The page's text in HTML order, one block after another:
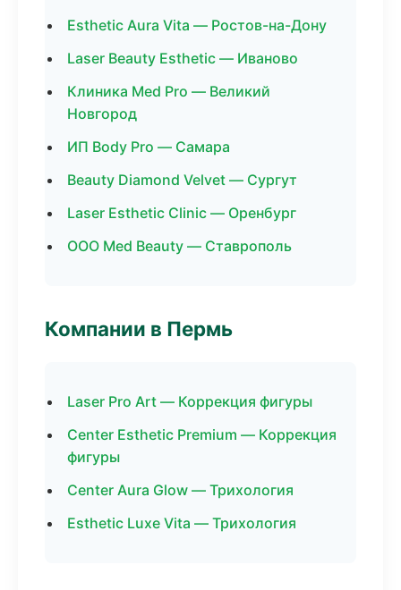
Esthetic Aura Vita — Ростов-на-Дону
Laser Beauty Esthetic — Иваново
Клиника Med Pro — Великий
Новгород
ИП Body Pro — Самара
Beauty Diamond Velvet — Сургут
Laser Esthetic Clinic — Оренбург
ООО Med Beauty — Ставрополь
Компании в Пермь
Laser Pro Art — Коррекция фигуры
Center Esthetic Premium — Коррекция
фигуры
Center Aura Glow — Трихология
Esthetic Luxe Vita — Трихология